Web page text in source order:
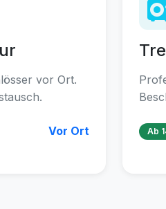
vor Ort.
Vor Ort Ab